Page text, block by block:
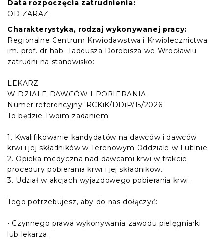
Data rozpoczęcia zatrudnienia:
OD ZARAZ
Charakterystyka, rodzaj wykonywanej pracy:
Regionalne Centrum Krwiodawstwa i Krwiolecznictwa
im. prof. dr hab. Tadeusza Dorobisza we Wrocławiu
zatrudni na stanowisko:
LEKARZ
W DZIALE DAWCÓW I POBIERANIA
Numer referencyjny: RCKiK/DDiP/15/2026
To będzie Twoim zadaniem:
1. Kwalifikowanie kandydatów na dawców i dawców
krwi i jej składników w Terenowym Oddziale w Lubinie.
2. Opieka medyczna nad dawcami krwi w trakcie
procedury pobierania krwi i jej składników.
3. Udział w akcjach wyjazdowego pobierania krwi.
Tego potrzebujesz, aby do nas dołączyć:
• Czynnego prawa wykonywania zawodu pielęgniarki
lub lekarza.